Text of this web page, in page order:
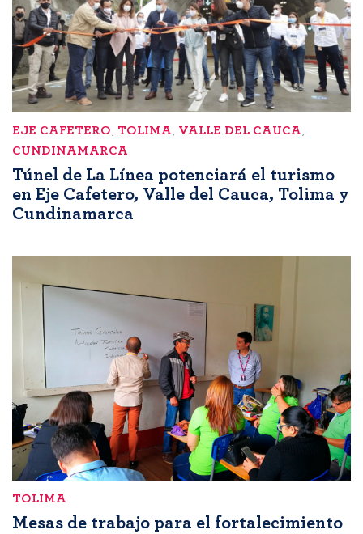
EJE CAFETERO TOLIMA VALLE DEL CAUCA
CUNDINAMARCA
Túnel de La Línea potenciará el turismo
en Eje Cafetero, Valle del Cauca, Tolima y
Cundinamarca
TOLIMA
Mesas de trabajo para el fortalecimiento